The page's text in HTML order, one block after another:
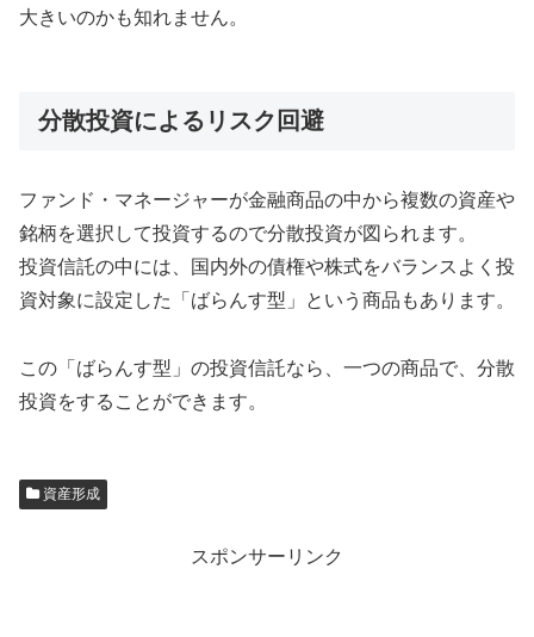
大きいのかも知れません。
分散投資によるリスク回避
ファンド・マネージャーが金融商品の中から複数の資産や
銘柄を選択して投資するので分散投資が図られます。
投資信託の中には、国内外の債権や株式をバランスよく投
資対象に設定した「ばらんす型」という商品もあります。
この「ばらんす型」の投資信託なら、一つの商品で、分散
投資をすることができます。
資産形成
スポンサーリンク